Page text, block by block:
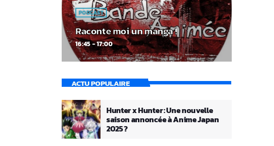
PODCAST
Raconte moi un manga !
16:45 - 17:00
ACTU POPULAIRE
Hunter x Hunter : Une nouvelle
saison annoncée à Anime Japan
2025 ?